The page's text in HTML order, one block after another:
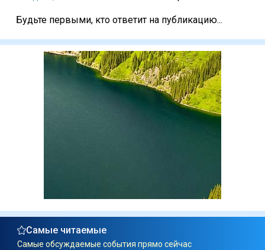
Будьте первыми, кто ответит на публикацию...
Самые читаемые
Самые обсуждаемые события прямо сейчас